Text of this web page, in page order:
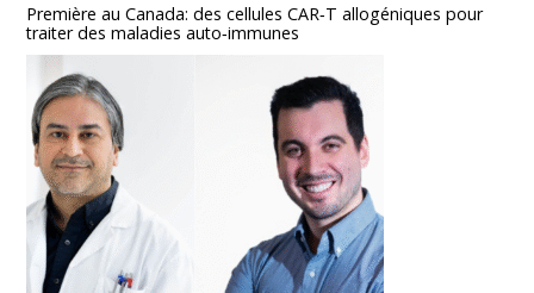
Première au Canada: des cellules CAR‑T allogéniques pour
traiter des maladies auto‑immunes